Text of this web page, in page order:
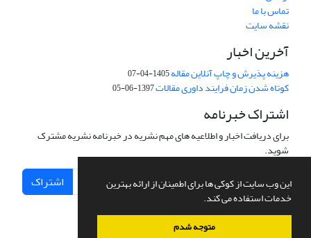
این وب سایت از کوکی ها برای اطمینان از ارائه بهترین
خدمات استفاده می کند.
متوجه شدم
تماس با ما
نقشه سایت
آخرین اخبار
هزینه پذیرش و چاپ آنلاین مقاله1405-04-07
کوتاه شدن زمان فرایند داوری مقالات1397-06-05
اشتراک خبرنامه
برای دریافت اخبار و اطلاعیه های مهم نشریه در خبرنامه نشریه مشترک
شوید.
اشتراک